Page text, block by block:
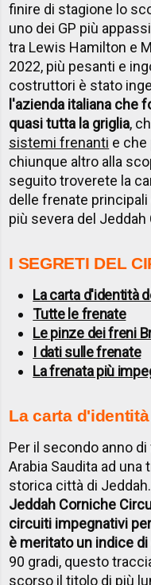
finire di stagione lo
uno dei GP più
tra Lewis Hamilton e
2022, più pesanti e
costruttori è stato
l'azienda italiana che
quasi tutta la griglia,
sistemi frenanti e che
chiunque altro alla
seguito troverete la
delle frenate
più severa del
I SEGRETI DEL
La carta d'identità
Tutte le frenate
Le pinze dei freni
I dati sulle frenate
La frenata più
La carta
Per il secondo anno
Arabia Saudita ad
storica città di
Jeddah Corniche
circuiti impegnativi
è meritato un indice
90 gradi, questo
scorso il titolo di più